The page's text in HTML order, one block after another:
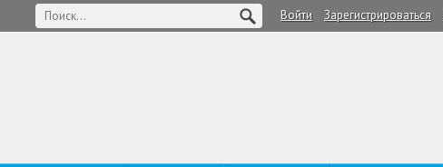
Войти Зарегистрироваться